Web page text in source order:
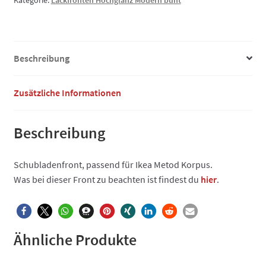
Beschreibung
Zusätzliche Informationen
Beschreibung
Schubladenfront, passend für Ikea Metod Korpus.
Was bei dieser Front zu beachten ist findest du hier.
Ähnliche Produkte